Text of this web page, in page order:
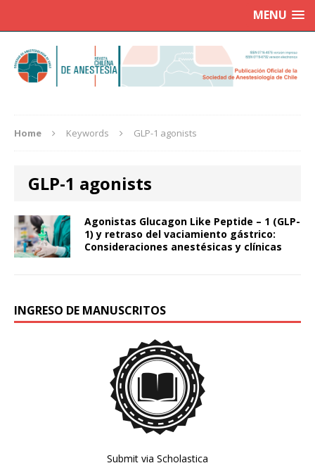
MENU
Home Keywords GLP-1 agonists
GLP-1 agonists
Agonistas Glucagon Like Peptide – 1 (GLP-
1) y retraso del vaciamiento gástrico:
Consideraciones anestésicas y clínicas
INGRESO DE MANUSCRITOS
Submit via Scholastica